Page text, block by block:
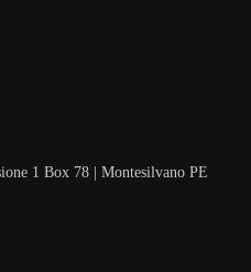
1 Box 78 | Montesilvano PE